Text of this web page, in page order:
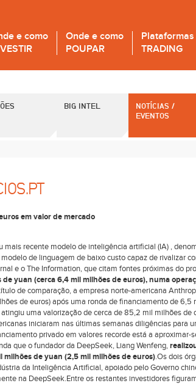
e como
Onde e como
POUPAR
TRADING
BIG INTEL
NOTÍCIAS /
EVENTOS
em valor de mercado
mais recente modelo de inteligência artificial (IA) ,
de linguagem de baixo custo capaz de rivalizar
e o The Information, que citam fontes próximas do
yuan (cerca 6,4 mil milhões de euros), numa
de comparação, a empresa norte-americana
de euros) após uma ronda de financiamento de 6,5
uma valorização de cerca de 85,2 mil milhões de
iniciaram nas últimas semanas diligências para
privado em valores recorde está a aproximar-
que o fundador da DeepSeek, Liang Wenfeng,
de yuan (2,5 mil milhões de euros).Os dois
da Inteligência Artificial, apoiado pelo Governo
na DeepSeek.Entre os restantes investidores